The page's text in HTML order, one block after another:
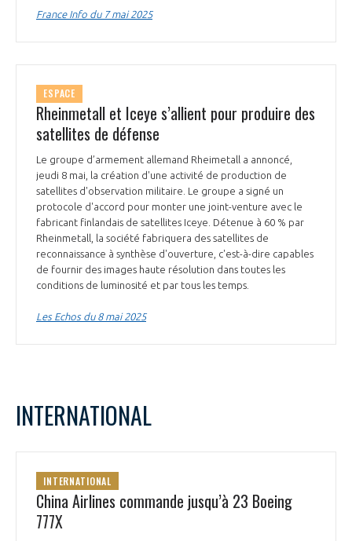
France Info du 7 mai 2025
ESPACE
Rheinmetall et Iceye s’allient pour produire des
satellites de défense
Le groupe d’armement allemand Rheimetall a annoncé,
jeudi 8 mai, la création d'une activité de production de
satellites d'observation militaire. Le groupe a signé un
protocole d'accord pour monter une joint-venture avec le
fabricant finlandais de satellites Iceye. Détenue à 60 % par
Rheinmetall, la société fabriquera des satellites de
reconnaissance à synthèse d'ouverture, c'est-à-dire capables
de fournir des images haute résolution dans toutes les
conditions de luminosité et par tous les temps.
Les Echos du 8 mai 2025
INTERNATIONAL
INTERNATIONAL
China Airlines commande jusqu’à 23 Boeing
777X